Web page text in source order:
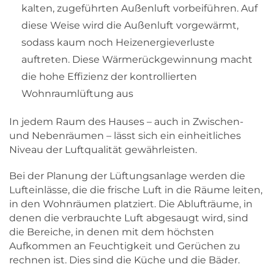
kalten, zugeführten Außenluft vorbeiführen. Auf
diese Weise wird die Außenluft vorgewärmt,
sodass kaum noch Heizenergieverluste
auftreten. Diese Wärmerückgewinnung macht
die hohe Effizienz der kontrollierten
Wohnraumlüftung aus
In jedem Raum des Hauses – auch in Zwischen-
und Nebenräumen – lässt sich ein einheitliches
Niveau der Luftqualität gewährleisten.
Bei der Planung der Lüftungsanlage werden die
Lufteinlässe, die die frische Luft in die Räume leiten,
in den Wohnräumen platziert. Die Ablufträume, in
denen die verbrauchte Luft abgesaugt wird, sind
die Bereiche, in denen mit dem höchsten
Aufkommen an Feuchtigkeit und Gerüchen zu
rechnen ist. Dies sind die Küche und die Bäder.